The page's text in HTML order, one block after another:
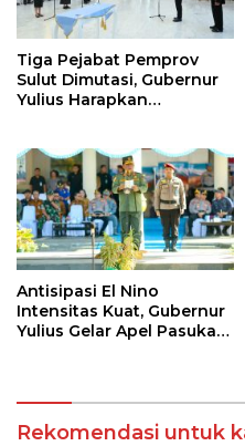
Tiga Pejabat Pemprov
Sulut Dimutasi, Gubernur
Yulius Harapkan
Antisipasi El Nino
Intensitas Kuat, Gubernur
Yulius Gelar Apel Pasukan
Rekomendasi untuk